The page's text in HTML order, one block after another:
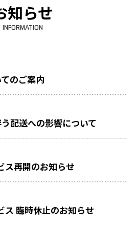
知らせ
INFORMATION
のご案内
配送への影響について
ス再開のお知らせ
ス 臨時休止のお知らせ